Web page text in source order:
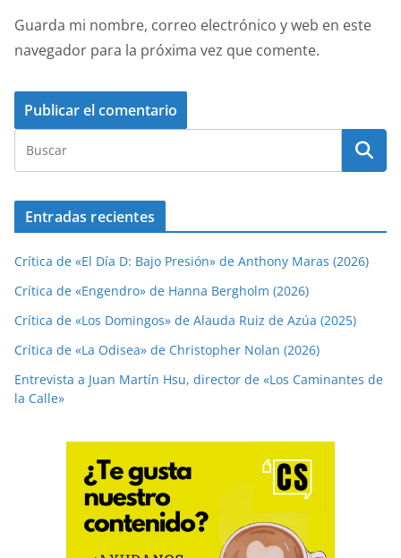
Guarda mi nombre, correo electrónico y web en este
navegador para la próxima vez que comente.
Entradas recientes
Crítica de «El Día D: Bajo Presión» de Anthony Maras (2026)
Crítica de «Engendro» de Hanna Bergholm (2026)
Crítica de «Los Domingos» de Alauda Ruiz de Azúa (2025)
Crítica de «La Odisea» de Christopher Nolan (2026)
Entrevista a Juan Martín Hsu, director de «Los Caminantes de
la Calle»